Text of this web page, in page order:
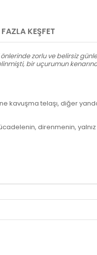
KEŞFET
zorlu ve belirsiz
bir uçurumun
kavuşma telaşı, diğer
direnmenin, yalnız